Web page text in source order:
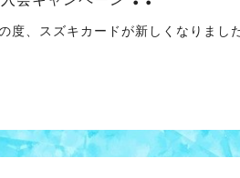
度、スズキカードが新しくなりまし